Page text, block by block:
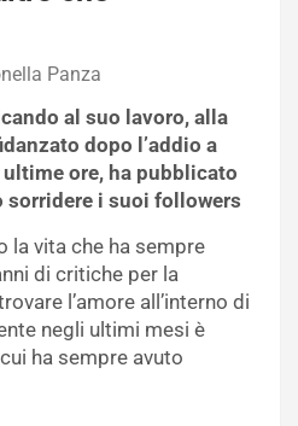
Panza
al suo lavoro, alla
dopo l’addio a
ore, ha pubblicato
sorridere i suoi followers
la vita che ha sempre
di critiche per la
l’amore all’interno di
negli ultimi mesi è
ha sempre avuto